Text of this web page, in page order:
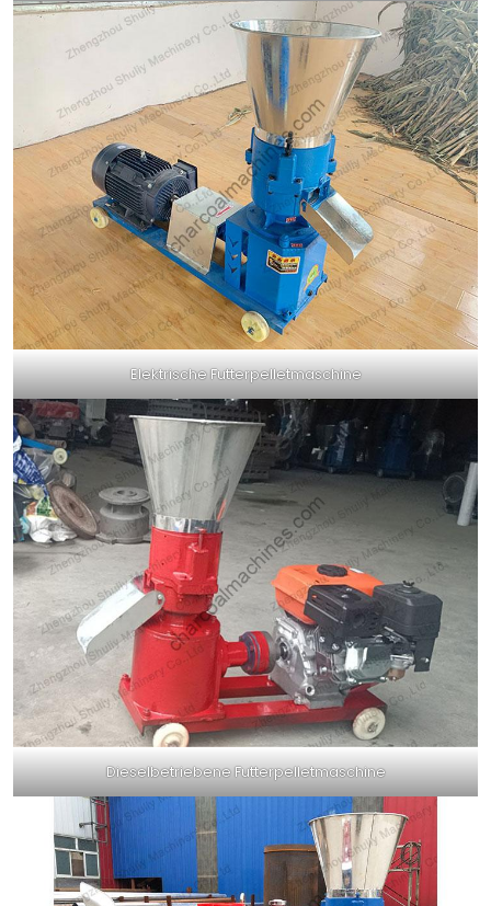
Elektrische Futterpelletmaschine
Dieselbetriebene Futterpelletmaschine